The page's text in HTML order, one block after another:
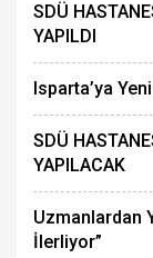
SDÜ
YAPILDI
Isparta’ya
SDÜ
YAPILACAK
Uzmanlardan
İlerliyor”